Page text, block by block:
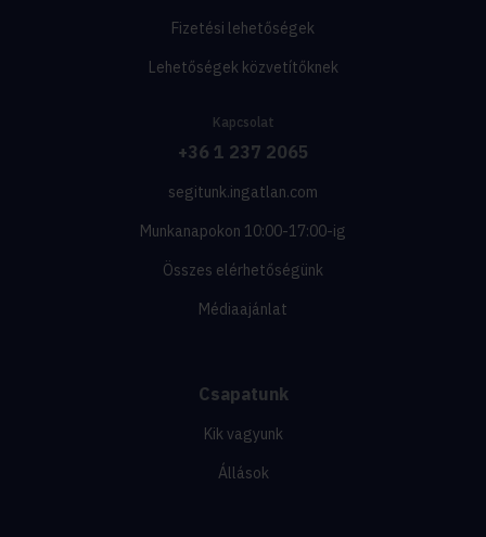
Fizetési lehetőségek
Lehetőségek közvetítőknek
Kapcsolat
+36 1 237 2065
segitunk.ingatlan.com
Munkanapokon 10:00-17:00-ig
Összes elérhetőségünk
Médiaajánlat
Csapatunk
Kik vagyunk
Állások